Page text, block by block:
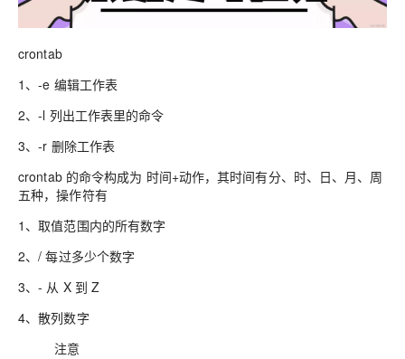
crontab
1、-e 编辑工作表
2、-l 列出工作表里的命令
3、-r 删除工作表
crontab 的命令构成为 时间+动作，其时间有分、时、日、月、周
五种，操作符有
1、取值范围内的所有数字
2、/ 每过多少个数字
3、- 从 X 到 Z
4、散列数字
注意